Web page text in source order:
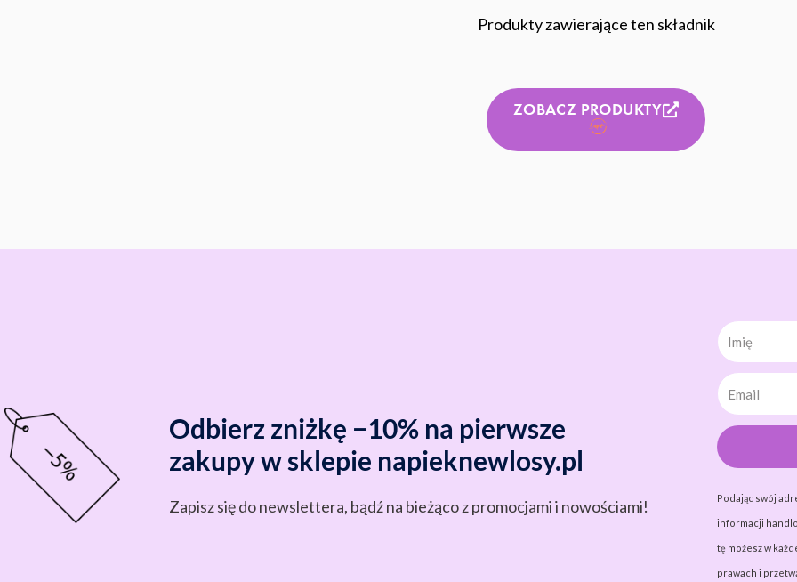
Produkty zawierające ten składnik
ZOBACZ PRODUKTY
Odbierz zniżkę −10% na pierwsze
zakupy w sklepie napieknewlosy.pl
Zapisz się do newslettera, bądź na bieżąco z promocjami i nowościami!
Imię
Podając swój
informacji
tę możesz w
prawach i